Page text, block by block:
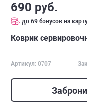
690 руб.
до 69 бонусов на карту
Коврик
Артикул: 0707